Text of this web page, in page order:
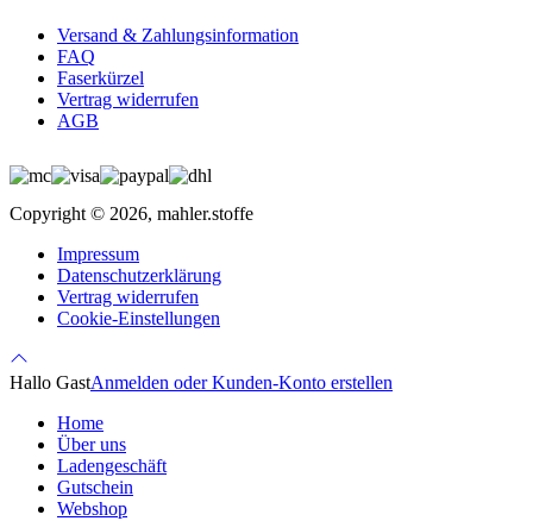
Versand & Zahlungsinformation
FAQ
Faserkürzel
Vertrag widerrufen
AGB
Copyright © 2026, mahler.stoffe
Impressum
Datenschutzerklärung
Vertrag widerrufen
Cookie-Einstellungen
Hallo GastAnmelden oder Kunden-Konto erstellen
Home
Über uns
Ladengeschäft
Gutschein
Webshop